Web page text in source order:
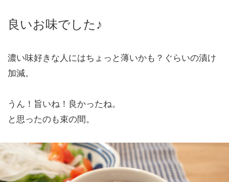
良いお味でした♪
濃い味好きな人にはちょっと薄いかも？ぐらいの漬け
加減。
うん！旨いね！良かったね。
と思ったのも束の間。